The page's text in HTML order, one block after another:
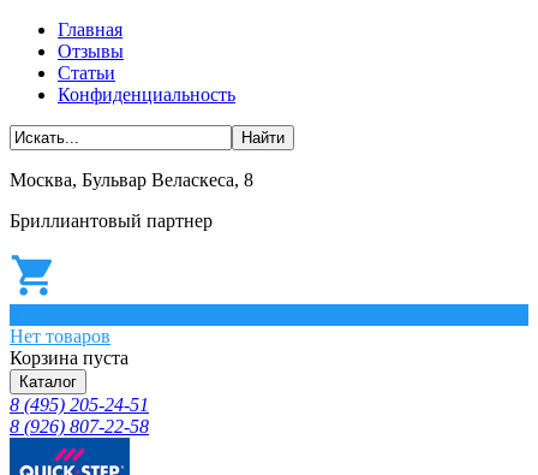
Главная
Отзывы
Статьи
Конфиденциальность
Москва, Бульвар Веласкеса, 8
Бриллиантовый партнер
Нет товаров
Корзина пуста
Каталог
8 (495) 205-24-51
8 (926) 807-22-58